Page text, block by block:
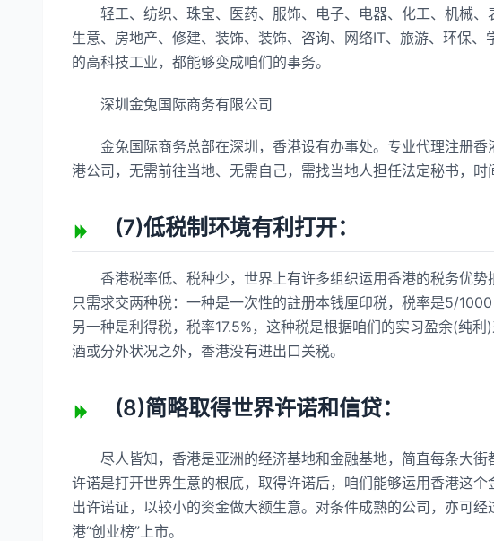
轻工、纺织、珠宝、医药、服饰、电子、电器、化工、机械、
生意、房地产、修建、装饰、装饰、咨询、网络IT、旅游、环保
的高科技工业，都能够变成咱们的事务。
深圳金兔国际商务有限公司
金兔国际商务总部在深圳，香港设有办事处。专业代理注册香
港公司，无需前往当地、无需自己，需找当地人担任法定秘书，时
(7)低税制环境有利打开：
香港税率低、税种少，世界上有许多组织运用香港的税务优势
只需求交两种税：一种是一次性的註册本钱厘印税，税率是5/
另一种是利得税，税率17.5%，这种税是根据咱们的实习盈余(纯
酒或分外状况之外，香港没有进出口关税。
(8)简略取得世界许诺和信贷：
尽人皆知，香港是亚洲的经济基地和金融基地，简直每条大街
许诺是打开世界生意的根底，取得许诺后，咱们能够运用香港这
出许诺证，以较小的资金做大额生意。对条件成熟的公司，亦可
港“创业榜”上市。